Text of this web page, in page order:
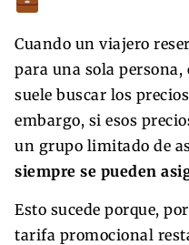
Cuando un viajero
para una sola persona,
suele buscar los
embargo, si esos
un grupo limitado de
siempre se pueden
Esto sucede porque,
tarifa promocional